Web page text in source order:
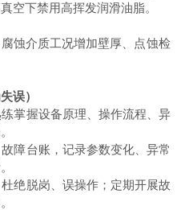
空下禁用高挥发润滑油脂。
蚀介质工况增加壁厚、点蚀检
误）
掌握设备原理、操作流程、异
障台账，记录参数变化、异常
绝脱岗、误操作；定期开展故